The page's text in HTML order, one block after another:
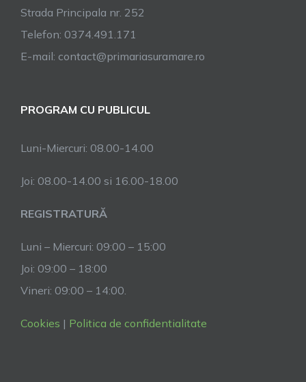
Strada Principala nr. 252
Telefon: 0374.491.171
E-mail: contact@primariasuramare.ro
PROGRAM CU PUBLICUL
Luni-Miercuri: 08.00-14.00
Joi: 08.00-14.00 si 16.00-18.00
REGISTRATURĂ
Luni – Miercuri: 09:00 – 15:00
Joi: 09:00 – 18:00
Vineri: 09:00 – 14:00.
Cookies | Politica de confidentialitate